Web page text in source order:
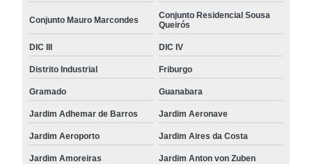
Conjunto Mauro Marcondes
Conjunto Residencial Sousa
Queirós
DIC III DIC IV
Distrito Industrial Friburgo
Gramado Guanabara
Jardim Adhemar de Barros Jardim Aeronave
Jardim Aeroporto Jardim Aires da Costa
Jardim Amoreiras Jardim Anton von Zuben